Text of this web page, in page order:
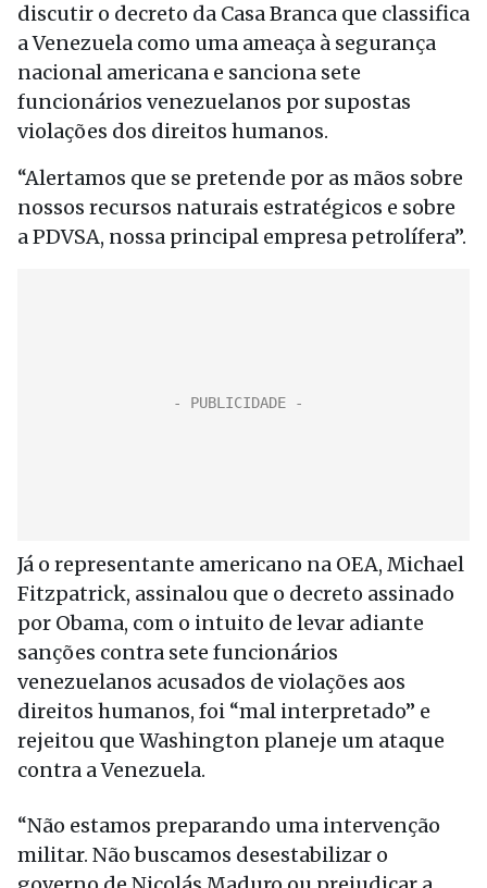
discutir o decreto da Casa Branca que classifica
a Venezuela como uma ameaça à segurança
nacional americana e sanciona sete
funcionários venezuelanos por supostas
violações dos direitos humanos.
“Alertamos que se pretende por as mãos sobre
nossos recursos naturais estratégicos e sobre
a PDVSA, nossa principal empresa petrolífera”.
Já o representante americano na OEA, Michael
Fitzpatrick, assinalou que o decreto assinado
por Obama, com o intuito de levar adiante
sanções contra sete funcionários
venezuelanos acusados de violações aos
direitos humanos, foi “mal interpretado” e
rejeitou que Washington planeje um ataque
contra a Venezuela.
“Não estamos preparando uma intervenção
militar. Não buscamos desestabilizar o